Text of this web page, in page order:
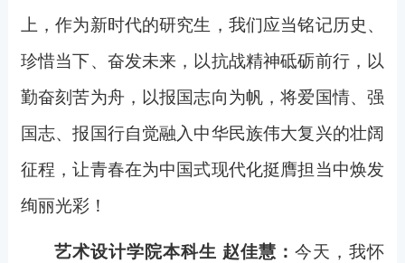
上，作为新时代的研究生，我们应当铭记历史、
珍惜当下、奋发未来，以抗战精神砥砺前行，以
勤奋刻苦为舟，以报国志向为帆，将爱国情、强
国志、报国行自觉融入中华民族伟大复兴的壮阔
征程，让青春在为中国式现代化挺膺担当中焕发
绚丽光彩！
艺术设计学院本科生 赵佳慧：今天，我怀